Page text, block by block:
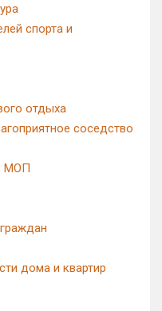
спорта и
отдыха
соседство
МОП
дома и квартир